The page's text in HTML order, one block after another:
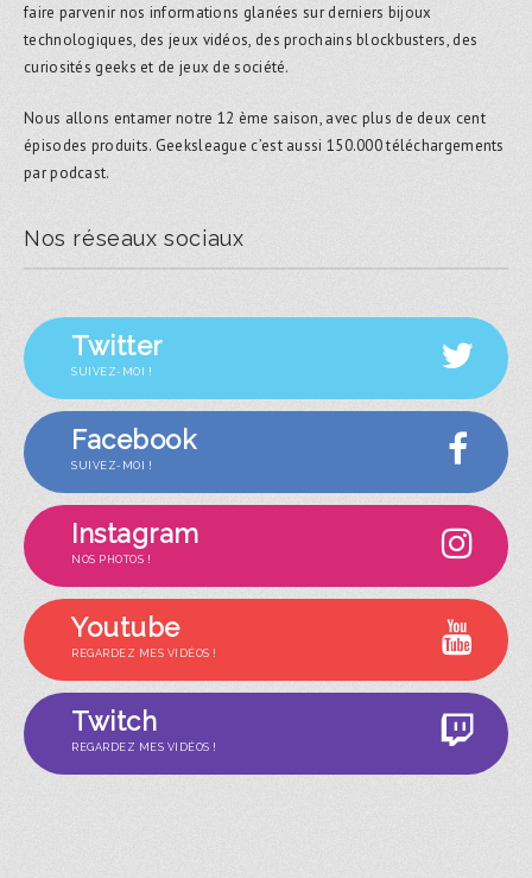
faire parvenir nos informations glanées sur derniers bijoux
technologiques, des jeux vidéos, des prochains blockbusters, des
curiosités geeks et de jeux de société.
Nous allons entamer notre 12 ème saison, avec plus de deux cent
épisodes produits. Geeksleague c’est aussi 150.000 téléchargements
par podcast.
Nos réseaux sociaux
Twitter
SUIVEZ-MOI !
Facebook
SUIVEZ-MOI !
Instagram
NOS PHOTOS !
Youtube
REGARDEZ MES VIDÉOS !
Twitch
REGARDEZ MES VIDÉOS !